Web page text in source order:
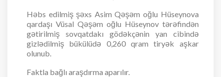
Həbs edilmiş şəxs Asim Qəşəm oğlu Hüseynova
qardaşı Vüsal Qəşəm oğlu Hüseynov tərəfindən
gətirilmiş sovqatdakı gödəkçənin yan cibində
gizlədilmiş bükülüdə 0,260 qram tiryək aşkar
olunub.
Faktla bağlı araşdırma aparılır.